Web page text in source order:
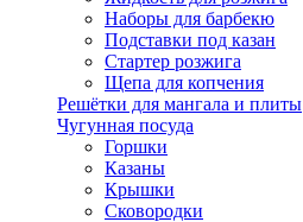
Наборы для барбекю
Подставки под казан
Стартер розжига
Щепа для копчения
Решётки для мангала и плиты
Чугунная посуда
Горшки
Казаны
Крышки
Сковородки